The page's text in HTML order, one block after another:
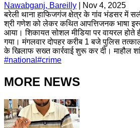
Nawabganj, Bareilly
Nov 4, 2025
बरेली थाना हाफिजगंज क्षेत्र के गांव भंडसर में
श्री गणेश को लेकर कथित आपत्तिजनक भाषा
आया। शिकायत सोशल मीडिया पर वायरल
गया। मंगलवार दोपहर करीब 1 बजे पुलिस
के खिलाफ सख्त कार्रवाई शुरू कर दी। माहौल
#national #crime
MORE NEWS